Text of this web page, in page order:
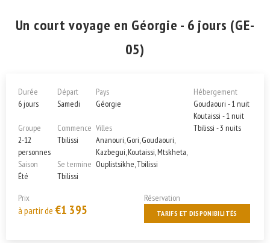
Un court voyage en Géorgie - 6 jours (GE-
05)
Durée
6 jours
Groupe
2-12
personnes
Saison
Été
Départ
Samedi
Commence
Tbilissi
Se termine
Tbilissi
Pays
Géorgie
Villes
Ananouri, Gori, Goudaouri,
Kazbegui, Koutaissi, Mtskheta,
Ouplistsikhe, Tbilissi
Hébergement
Goudaouri - 1 nuit
Koutaissi - 1 nuit
Tbilissi - 3 nuits
Prix
à partir de €1 395
Réservation
TARIFS ET DISPONIBILITÉS